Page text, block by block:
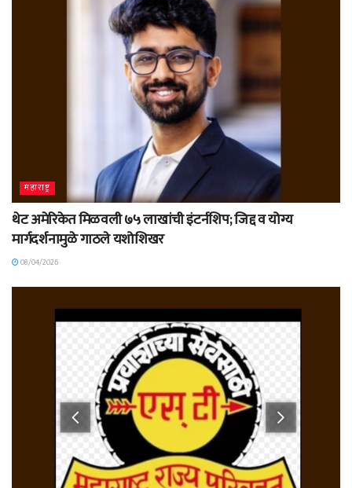
महाराष्ट्र
थेट अमेरिकेत मिळवली ७५ लाखांची इंटर्नशिप; जिद्द व योग्य
मार्गदर्शनामुळे गाठले यशोशिखर
08/04/2026